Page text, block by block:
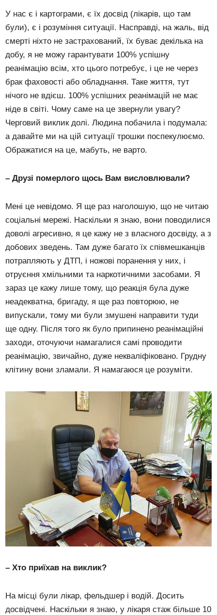
У нас є і картограми, є їх досвід (лікарів, що там
були), є і розуміння ситуації. Насправді, на жаль, від
смерті ніхто не застрахований, їх буває декілька на
добу, я не можу гарантувати 100% успішну
реанімацію всім, хто цього потребує, і це не через
брак фаховості або обладнання. Таке життя, тут
нічого не вдієш. 100% успішних реанімацій не має
ніде в світі. Чому саме на це звернули увагу?
Черговий виклик долі. Людина побачила і подумала:
а давайте ми на цій ситуації трошки поспекулюємо.
Ображатися на це, мабуть, не варто.
– Друзі померлого щось Вам висловлювали?
Мені це невідомо. Я ще раз наголошую, що не читаю
соціальні мережі. Наскільки я знаю, вони поводилися
доволі агресивно, я це кажу не з власного досвіду, а з
добових зведень. Там дуже багато їх співмешканців
потрапляють у ДТП, і ножові поранення у них, і
отруєння хмільними та наркотичними засобами. Я
зараз це кажу лише тому, що реакція була дуже
неадекватна, бригаду, я ще раз повторюю, не
випускали, тому ми були змушені направити туди
ще одну. Після того як було припинено реанімаційні
заходи, оточуючи намагалися самі проводити
реанімацію, звичайно, дуже некваліфіковано. Грудну
клітину вони зламали. Я намагаюся це розуміти.
– Хто приїхав на виклик?
На місці були лікар, фельдшер і водій. Досить
досвідчені. Наскільки я знаю, у лікаря стаж більше 10